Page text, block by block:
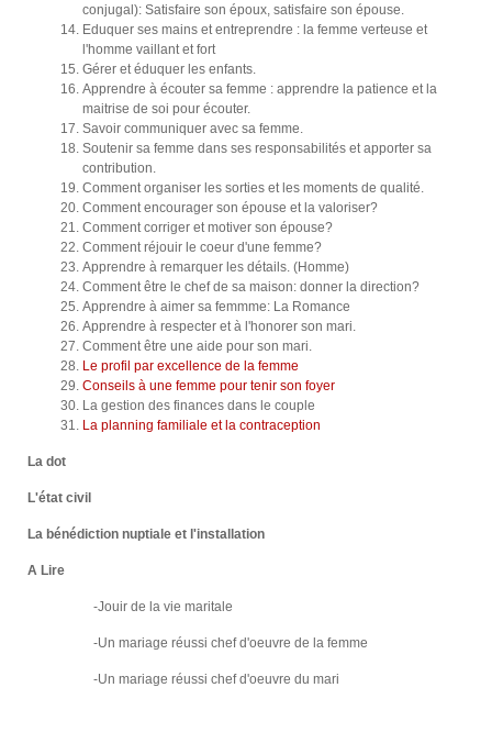
conjugal): Satisfaire son époux, satisfaire son épouse.
Eduquer ses mains et entreprendre : la femme verteuse et
l'homme vaillant et fort
Gérer et éduquer les enfants.
Apprendre à écouter sa femme : apprendre la patience et la
maitrise de soi pour écouter.
Savoir communiquer avec sa femme.
Soutenir sa femme dans ses responsabilités et apporter sa
contribution.
Comment organiser les sorties et les moments de qualité.
Comment encourager son épouse et la valoriser?
Comment corriger et motiver son épouse?
Comment réjouir le coeur d'une femme?
Apprendre à remarquer les détails. (Homme)
Comment être le chef de sa maison: donner la direction?
Apprendre à aimer sa femmme: La Romance
Apprendre à respecter et à l'honorer son mari.
Comment être une aide pour son mari.
Le profil par excellence de la femme
Conseils à une femme pour tenir son foyer
La gestion des finances dans le couple
La planning familiale et la contraception
La dot
L'état civil
La bénédiction nuptiale et l'installation
A Lire
-Jouir de la vie maritale
-Un mariage réussi chef d'oeuvre de la femme
-Un mariage réussi chef d'oeuvre du mari